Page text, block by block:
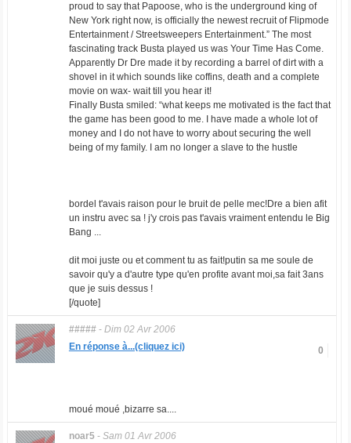
proud to say that Papoose, who is the underground king of
New York right now, is officially the newest recruit of Flipmode
Entertainment / Streetsweepers Entertainment.” The most
fascinating track Busta played us was Your Time Has Come.
Apparently Dr Dre made it by recording a barrel of dirt with a
shovel in it which sounds like coffins, death and a complete
movie on wax- wait till you hear it!
Finally Busta smiled: “what keeps me motivated is the fact that
the game has been good to me. I have made a whole lot of
money and I do not have to worry about securing the well
being of my family. I am no longer a slave to the hustle
bordel t'avais raison pour le bruit de pelle mec!Dre a bien afit
un instru avec sa ! j'y crois pas t'avais vraiment entendu le Big
Bang ...
dit moi juste ou et comment tu as fait!putin sa me soule de
savoir qu'y a d'autre type qu'en profite avant moi,sa fait 3ans
que je suis dessus !
[/quote]
#####- Dim 02 Avr 2006
0
En réponse à...(cliquez ici)
moué moué ,bizarre sa....
noar5- Sam 01 Avr 2006